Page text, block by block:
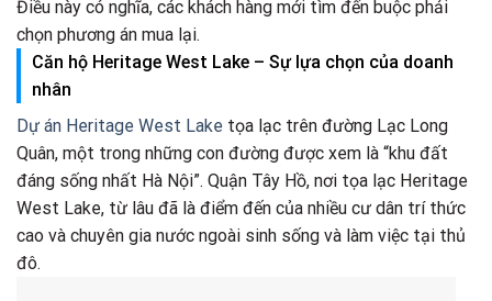
Điều này có nghĩa, các khách hàng mới tìm đến buộc phải
chọn phương án mua lại.
Căn hộ Heritage West Lake – Sự lựa chọn của doanh
nhân
Dự án Heritage West Lake tọa lạc trên đường Lạc Long
Quân, một trong những con đường được xem là “khu đất
đáng sống nhất Hà Nội”. Quận Tây Hồ, nơi tọa lạc Heritage
West Lake, từ lâu đã là điểm đến của nhiều cư dân trí thức
cao và chuyên gia nước ngoài sinh sống và làm việc tại thủ
đô.